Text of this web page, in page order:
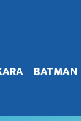
BATMAN